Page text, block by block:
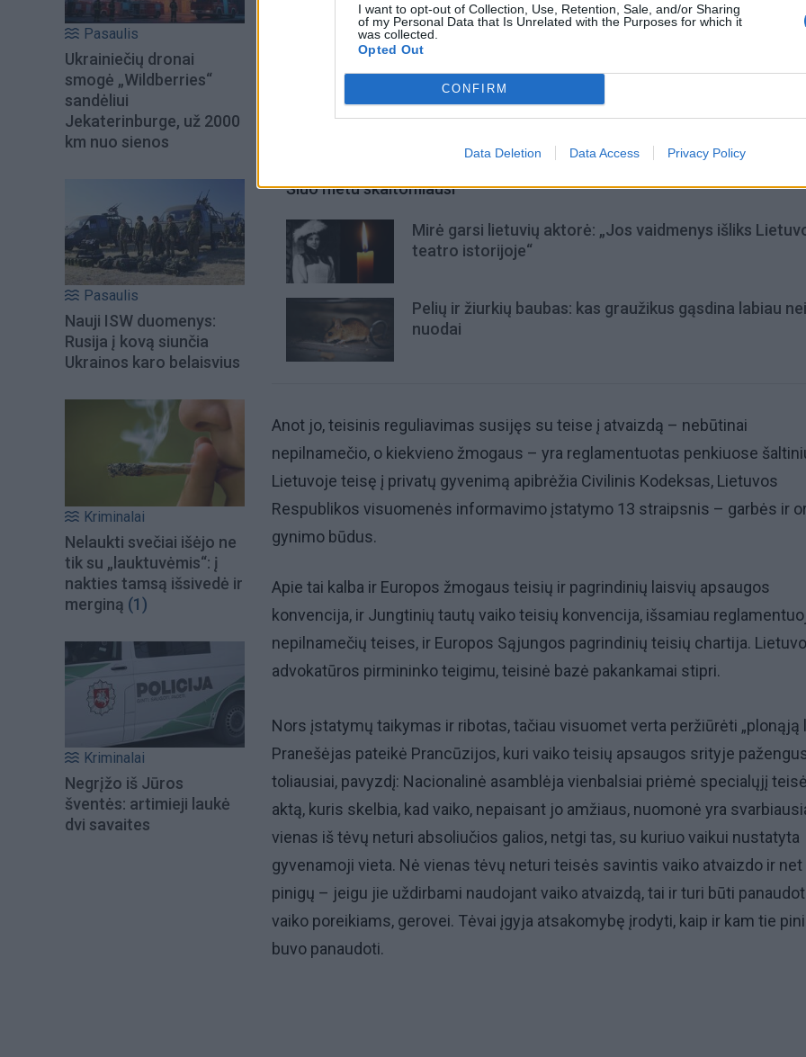
I want to opt-out of Collection, Use, Retention, Sale, and/or Sharing
of my Personal Data that Is Unrelated with the Purposes for which it
was collected.
Opted Out
CONFIRM
Data Deletion Data Access Privacy Policy
Pasaulis
Ukrainiečių dronai
smogė „Wildberries“
sandėliui
Jekaterinburge, už 2000
km nuo sienos
Pasaulis
Nauji ISW duomenys:
Rusija į kovą siunčia
Ukrainos karo belaisvius
Kriminalai
Nelaukti svečiai išėjo ne
tik su „lauktuvėmis“: į
nakties tamsą išsivedė ir
merginą (1)
Kriminalai
Negrįžo iš Jūros
šventės: artimieji laukė
dvi savaites
Šiuo metu skaitomiausi
Mirė garsi lietuvių aktorė: „Jos vaidmenys išliks
teatro istorijoje“
Pelių ir žiurkių baubas: kas graužikus gąsdina labiau nei
nuodai
Anot jo, teisinis reguliavimas susijęs su teise į atvaizdą – nebūtinai
nepilnamečio, o kiekvieno žmogaus – yra reglamentuotas penkiuose
Lietuvoje teisę į privatų gyvenimą apibrėžia Civilinis Kodeksas, Lietuvos
Respublikos visuomenės informavimo įstatymo 13 straipsnis – garbės ir
gynimo būdus.
Apie tai kalba ir Europos žmogaus teisių ir pagrindinių laisvių apsaugos
konvencija, ir Jungtinių tautų vaiko teisių konvencija, išsamiau
nepilnamečių teises, ir Europos Sąjungos pagrindinių teisių chartija.
advokatūros pirmininko teigimu, teisinė bazė pakankamai stipri.
Nors įstatymų taikymas ir ribotas, tačiau visuomet verta peržiūrėti „plonąją
Pranešėjas pateikė Prancūzijos, kuri vaiko teisių apsaugos srityje
toliausiai, pavyzdį: Nacionalinė asamblėja vienbalsiai priėmė specialųjį
aktą, kuris skelbia, kad vaiko, nepaisant jo amžiaus, nuomonė yra
vienas iš tėvų neturi absoliučios galios, netgi tas, su kuriuo vaikui nustatyta
gyvenamoji vieta. Nė vienas tėvų neturi teisės savintis vaiko atvaizdo ir net
pinigų – jeigu jie uždirbami naudojant vaiko atvaizdą, tai ir turi būti
vaiko poreikiams, gerovei. Tėvai įgyja atsakomybę įrodyti, kaip ir kam tie
buvo panaudoti.